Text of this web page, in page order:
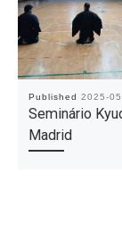
Published 2025-
Seminário
Madrid